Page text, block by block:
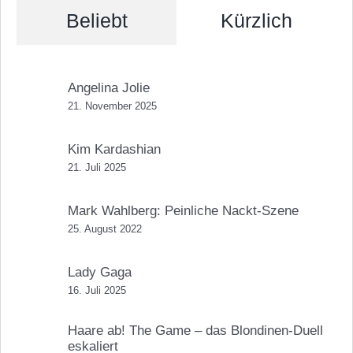
Beliebt Kürzlich
Angelina Jolie
21. November 2025
Kim Kardashian
21. Juli 2025
Mark Wahlberg: Peinliche Nackt-Szene
25. August 2022
Lady Gaga
16. Juli 2025
Haare ab! The Game – das Blondinen-Duell
eskaliert